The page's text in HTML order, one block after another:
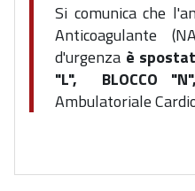
Si comunica che
Anticoagulante
d'urgenza è
"L", BLOCCO
Ambulatoriale